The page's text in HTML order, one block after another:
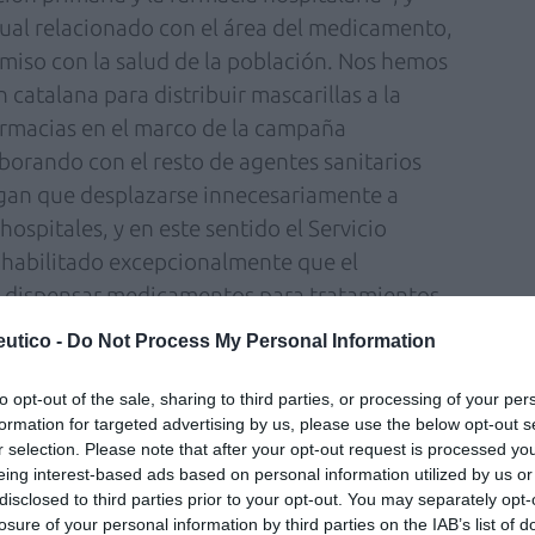
- Do Not Process My Personal Information
opt-out of the sale, sharing to third parties, or processing of your
for targeted advertising by us, please use the below opt-out
selection. Please note that after your opt-out request is processed
interest-based ads based on personal information utilized by us
to third parties prior to your opt-out. You may separately
of your personal information by third parties on the IAB’s list of
relacionado con el área del medicamento,
con la salud de la población. Nos hemos
para distribuir mascarillas a la
en el marco de la campaña
con el resto de agentes sanitarios
que desplazarse innecesariamente a
y en este sentido el Servicio
excepcionalmente que el
medicamentos para tratamientos
medicación esté caducado, a excepción
manera coordinada con CatSalut, estamos
a los llamados «Hoteles-Salud» y
farmacia, en la entrega de los
ambulatoria (MHDA) cuando los
solicitan. Asimismo, hemos puesto en
acercar la medicación a pacientes frágiles